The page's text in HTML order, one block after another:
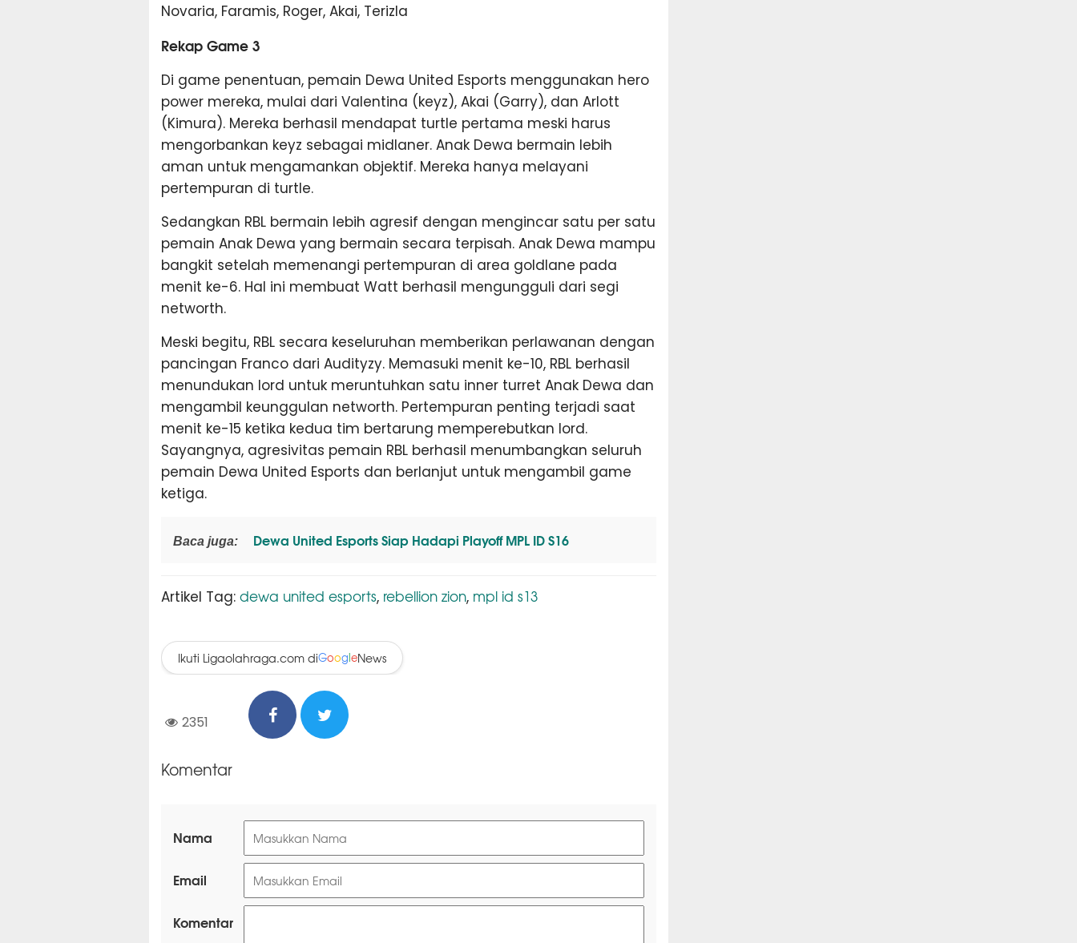
Novaria, Faramis, Roger, Akai, Terizla
Rekap Game 3
Di game penentuan, pemain Dewa United Esports menggunakan hero
power mereka, mulai dari Valentina (keyz), Akai (Garry), dan Arlott
(Kimura). Mereka berhasil mendapat turtle pertama meski harus
mengorbankan keyz sebagai midlaner. Anak Dewa bermain lebih
aman untuk mengamankan objektif. Mereka hanya melayani
pertempuran di turtle.
Sedangkan RBL bermain lebih agresif dengan mengincar satu per satu
pemain Anak Dewa yang bermain secara terpisah. Anak Dewa mampu
bangkit setelah memenangi pertempuran di area goldlane pada
menit ke-6. Hal ini membuat Watt berhasil mengungguli dari segi
networth.
Meski begitu, RBL secara keseluruhan memberikan perlawanan dengan
pancingan Franco dari Audityzy. Memasuki menit ke-10, RBL berhasil
menundukan lord untuk meruntuhkan satu inner turret Anak Dewa dan
mengambil keunggulan networth. Pertempuran penting terjadi saat
menit ke-15 ketika kedua tim bertarung memperebutkan lord.
Sayangnya, agresivitas pemain RBL berhasil menumbangkan seluruh
pemain Dewa United Esports dan berlanjut untuk mengambil game
ketiga.
Baca juga: Dewa United Esports Siap Hadapi Playoff MPL ID S16
Artikel Tag: dewa united esports, rebellion zion, mpl id s13
Ikuti Ligaolahraga.com diGoogleNews
2351
Komentar
Nama
Email
Komentar